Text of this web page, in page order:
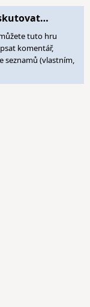
tuto hru
komentář,
seznamů (vlastním,